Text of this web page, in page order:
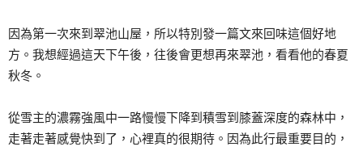
因為第一次來到翠池山屋，所以特別發一篇文來回味這個好地
方。我想經過這天下午後，往後會更想再來翠池，看看他的春夏
秋冬。
從雪主的濃霧強風中一路慢慢下降到積雪到膝蓋深度的森林中，
走著走著感覺快到了，心裡真的很期待。因為此行最重要目的，